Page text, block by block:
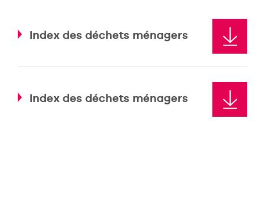
Index des déchets ménagers
Index des déchets ménagers